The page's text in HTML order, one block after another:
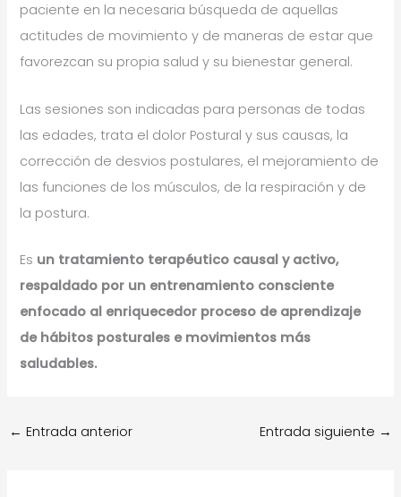
paciente en la necesaria búsqueda de aquellas
actitudes de movimiento y de maneras de estar que
favorezcan su propia salud y su bienestar general.
Las sesiones son indicadas para personas de todas
las edades, trata el dolor Postural y sus causas, la
corrección de desvios postulares, el mejoramiento de
las funciones de los músculos, de la respiración y de
la postura.
Es un tratamiento terapéutico causal y activo,
respaldado por un entrenamiento consciente
enfocado al enriquecedor proceso de aprendizaje
de hábitos posturales e movimientos más
saludables.
← Entrada anterior Entrada siguiente →